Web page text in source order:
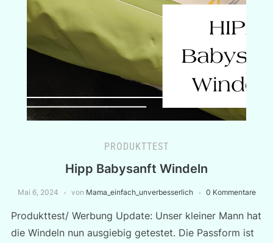
PRODUKTTEST
Hipp Babysanft Windeln
Mai 6, 2024 von Mama_einfach_unverbesserlich 0 Kommentare
Produkttest/ Werbung Update: Unser kleiner Mann hat
die Windeln nun ausgiebig getestet. Die Passform ist